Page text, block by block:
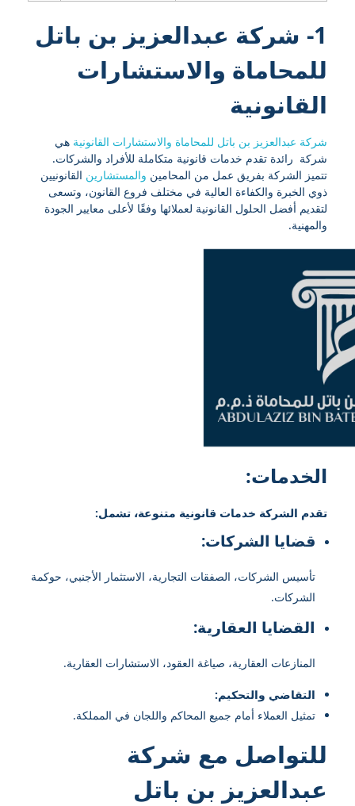
1- شركة عبدالعزيز بن باتل
للمحاماة والاستشارات
القانونية
شركة عبدالعزيز بن باتل للمحاماة والاستشارات القانونية هي
شركة رائدة تقدم خدمات قانونية متكاملة للأفراد والشركات.
تتميز الشركة بفريق عمل من المحامين والمستشارين القانونيين
ذوي الخبرة والكفاءة العالية في مختلف فروع القانون، وتسعى
لتقديم أفضل الحلول القانونية لعملائها وفقًا لأعلى معايير الجودة
والمهنية.
الخدمات:
تقدم الشركة خدمات قانونية متنوعة، تشمل:
قضايا الشركات:
تأسيس الشركات، الصفقات التجارية، الاستثمار الأجنبي، حوكمة
الشركات.
القضايا العقارية:
المنازعات العقارية، صياغة العقود، الاستشارات العقارية.
التقاضي والتحكيم:
تمثيل العملاء أمام جميع المحاكم واللجان في المملكة.
للتواصل مع شركة
عبدالعزيز بن باتل